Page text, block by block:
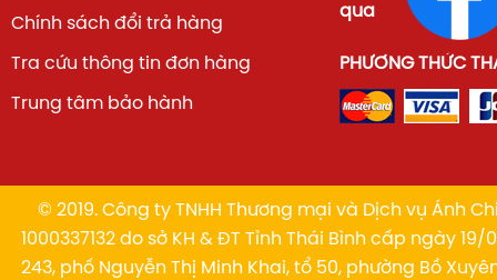
Chính sách đổi trả hàng
Tra cứu thông tin đơn hàng
Trung tâm bảo hành
qua
PHƯƠNG THỨC
© 2019. Công ty TNHH Thương mại và Dịch vụ Ánh
1000337132 do sở KH & ĐT Tỉnh Thái Bình cấp ngày 19/
243, phố Nguyễn Thị Minh Khai, tổ 50, phường Bồ